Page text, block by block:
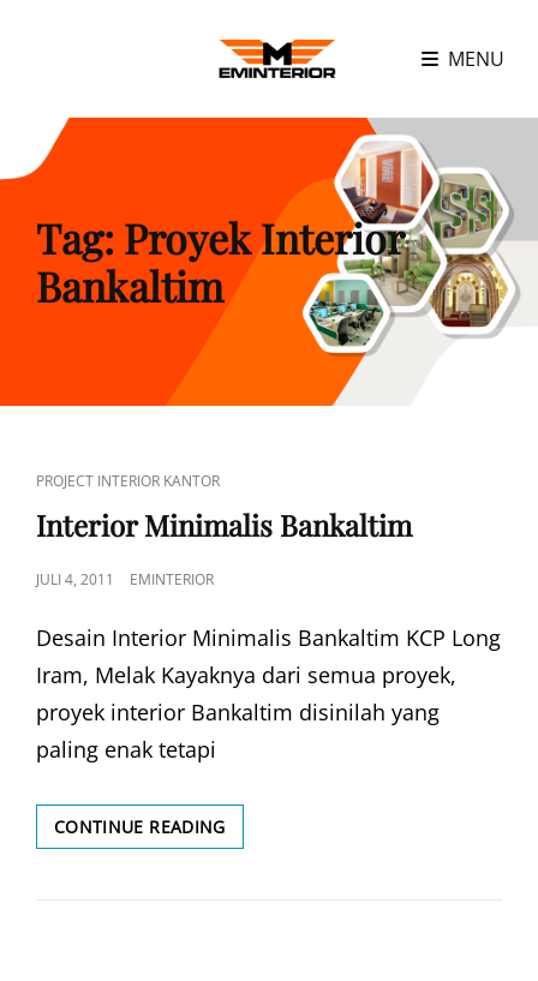
MENU
Tag: Proyek Interior
Bankaltim
CAT
LINKS
PROJECT INTERIOR KANTOR
Interior Minimalis Bankaltim
POSTED
JULI 4, 2011 EMINTERIOR
Desain Interior Minimalis Bankaltim KCP Long
Iram, Melak Kayaknya dari semua proyek,
proyek interior Bankaltim disinilah yang
paling enak tetapi
CONTINUE READINGINTERIOR
MINIMALIS